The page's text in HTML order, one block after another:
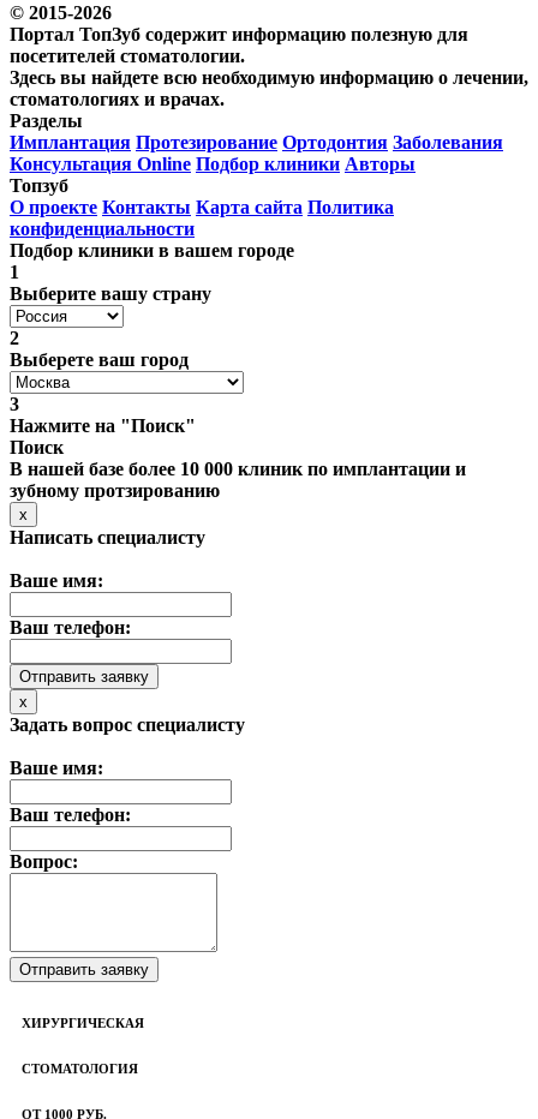
© 2015-2026
Портал ТопЗуб содержит информацию полезную для
посетителей стоматологии.
Здесь вы найдете всю необходимую информацию о лечении,
стоматологиях и врачах.
Разделы
Имплантация Протезирование Ортодонтия Заболевания
Консультация Online Подбор клиники Авторы
Топзуб
О проекте Контакты Карта сайта Политика
конфиденциальности
Подбор клиники в вашем городе
1
Выберите вашу страну
2
Выберете ваш город
3
Нажмите на "Поиск"
Поиск
В нашей базе более 10 000 клиник по имплантации и
зубному протзированию
x
Написать специалисту
Ваше имя:
Ваш телефон:
x
Задать вопрос специалисту
Ваше имя:
Ваш телефон:
Вопрос:
ХИРУРГИЧЕСКАЯ
СТОМАТОЛОГИЯ
ОТ 1000 РУБ.